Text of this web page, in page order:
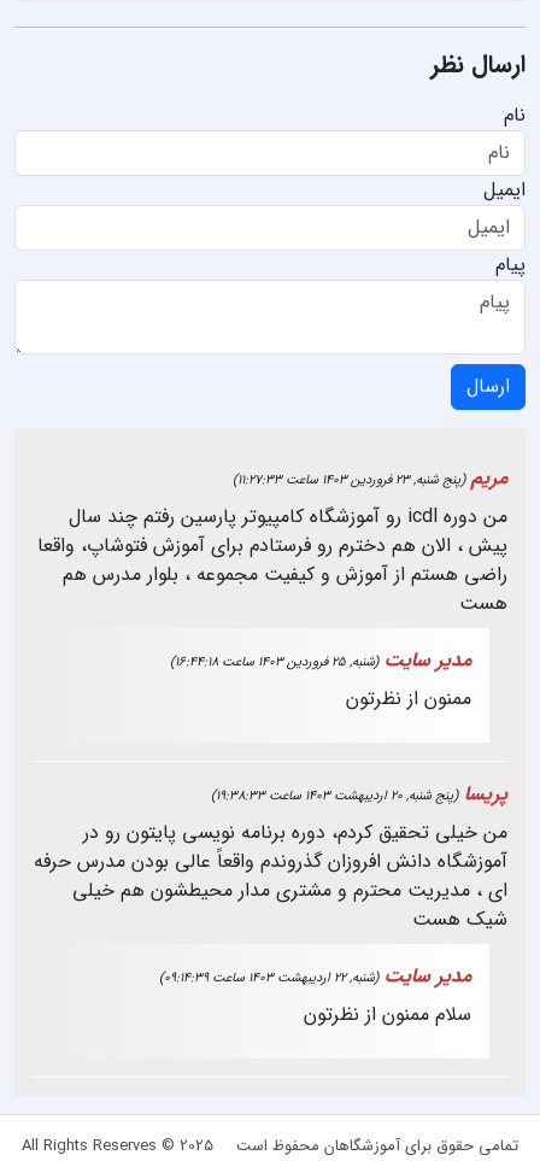
ارسال نظر
نام
ایمیل
پیام
ارسال
مریم (پنج شنبه, 23 فروردین 1403 ساعت 11:27:33)
من دوره icdl رو آموزشگاه کامپیوتر پارسین رفتم‌ چند سال
پیش ، الان هم دخترم رو فرستادم برای آموزش فتوشاپ، واقعا
راضی هستم از آموزش و کیفیت مجموعه ، بلوار مدرس هم
هست
مدیر سایت (شنبه, 25 فروردین 1403 ساعت 16:44:18)
ممنون از نظرتون
پریسا (پنج شنبه, 20 اردیبهشت 1403 ساعت 19:38:33)
من خیلی تحقیق کردم، دوره برنامه نویسی پایتون رو در
آموزشگاه دانش افروزان گذروندم واقعاً عالی بودن مدرس حرفه
ای ، مدیریت محترم و مشتری مدار محیطشون هم خیلی
شیک هست
مدیر سایت (شنبه, 22 اردیبهشت 1403 ساعت 09:14:39)
سلام ممنون از نظرتون
تمامی حقوق برای آموزشگاهان محفوظ است All Rights Reserves © 2025